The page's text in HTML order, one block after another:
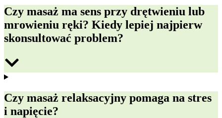
Czy masaż ma sens przy drętwieniu lub
mrowieniu ręki? Kiedy lepiej najpierw
skonsultować problem?
Czy masaż relaksacyjny pomaga na stres
i napięcie?